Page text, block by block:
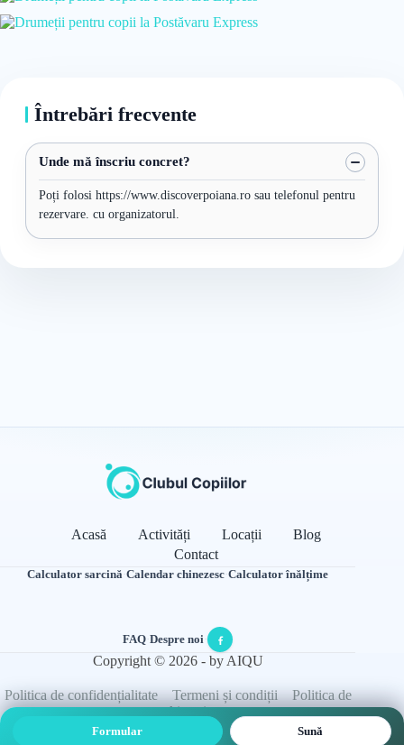
Întrebări frecvente
Unde mă înscriu concret?
Poți folosi https://www.discoverpoiana.ro sau telefonul pentru
rezervare. cu organizatorul.
Formular Sună
Acasă Activități Locații
Blog
Contact
Calculator sarcină·Calendar chinezesc·Calculator înălțime
FAQ·Despre noi·
Copyright © 2026 - by AIQU
Politica de confidențialitate Termeni și condiții
Politica de
cookie-uri